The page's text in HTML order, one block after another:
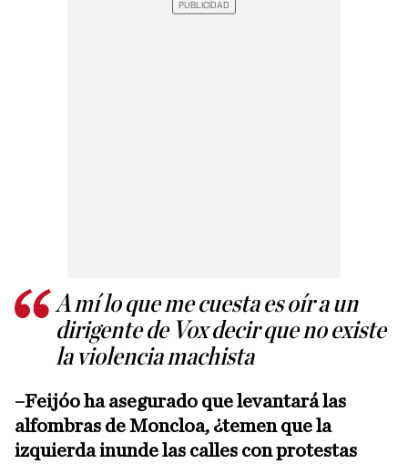
A mí lo que me cuesta es oír a un
dirigente de Vox decir que no existe
la violencia machista
–Feijóo ha asegurado que levantará las
alfombras de Moncloa, ¿temen que la
izquierda inunde las calles con protestas